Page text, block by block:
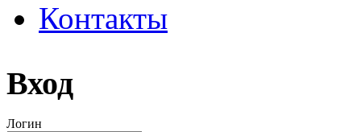
Контакты
Вход
Логин